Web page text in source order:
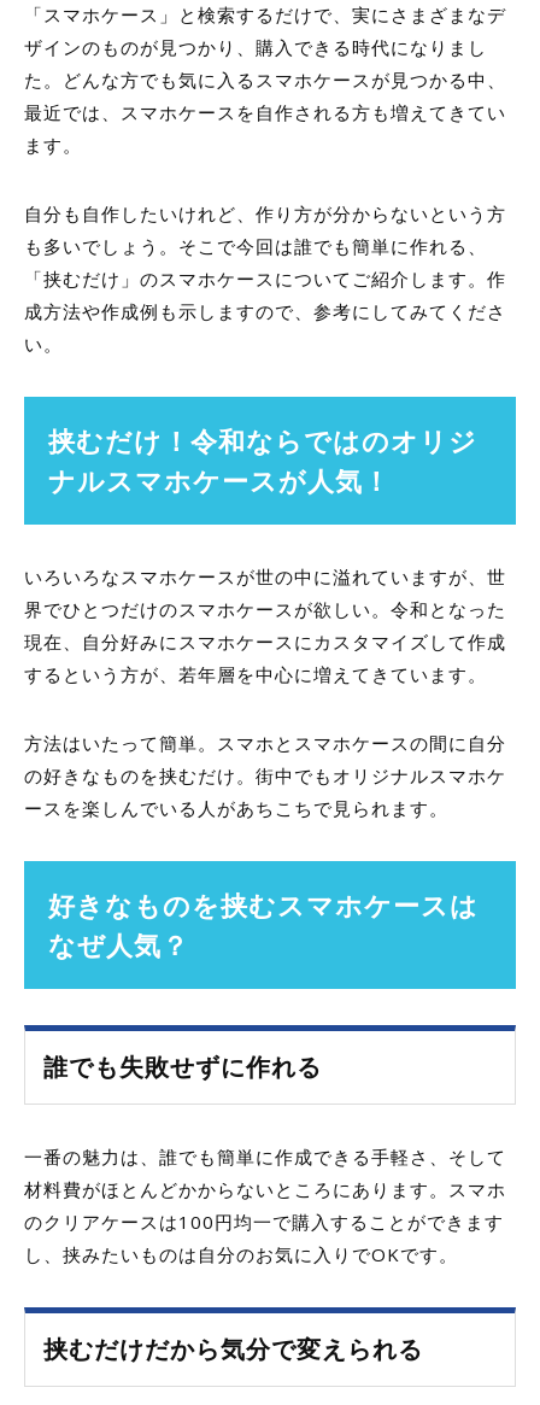
「スマホケース」と検索するだけで、実にさまざまなデ
ザインのものが見つかり、購入できる時代になりまし
た。どんな方でも気に入るスマホケースが見つかる中、
最近では、スマホケースを自作される方も増えてきてい
ます。
自分も自作したいけれど、作り方が分からないという方
も多いでしょう。そこで今回は誰でも簡単に作れる、
「挟むだけ」のスマホケースについてご紹介します。作
成方法や作成例も示しますので、参考にしてみてくださ
い。
挟むだけ！令和ならではのオリジ
ナルスマホケースが人気！
いろいろなスマホケースが世の中に溢れていますが、世
界でひとつだけのスマホケースが欲しい。令和となった
現在、自分好みにスマホケースにカスタマイズして作成
するという方が、若年層を中心に増えてきています。
方法はいたって簡単。スマホとスマホケースの間に自分
の好きなものを挟むだけ。街中でもオリジナルスマホケ
ースを楽しんでいる人があちこちで見られます。
好きなものを挟むスマホケースは
なぜ人気？
誰でも失敗せずに作れる
一番の魅力は、誰でも簡単に作成できる手軽さ、そして
材料費がほとんどかからないところにあります。スマホ
のクリアケースは100円均一で購入することができます
し、挟みたいものは自分のお気に入りでOKです。
挟むだけだから気分で変えられる